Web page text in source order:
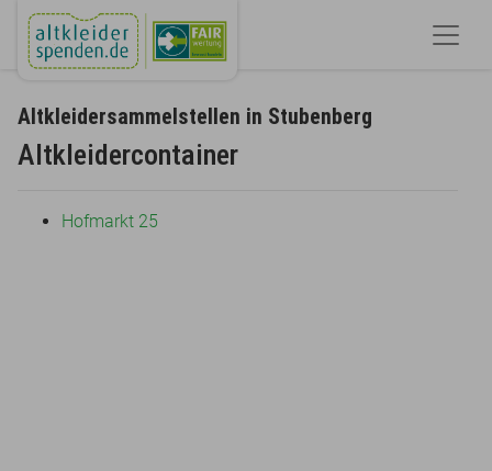
Altkleidersammelstellen in Stubenberg
Altkleidercontainer
Hofmarkt 25